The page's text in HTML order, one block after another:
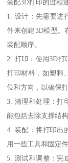
装配3D打印的过程
1. 设计：先需要进
件来创建3D模型。
装配顺序。
2. 打印：使用3D
打印材料，如塑料
位和方向，以确保
3. 清理和处理：打
能包括去除支撑结
4. 装配：将打印出
用一些工具和固定
5. 测试和调整：完